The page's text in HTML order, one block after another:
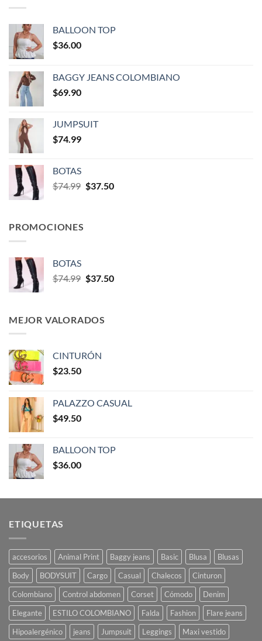
BALLOON TOP
$36.00
BAGGY JEANS COLOMBIANO
$69.90
JUMPSUIT
$74.99
BOTAS
$74.99 $37.50
PROMOCIONES
BOTAS
$74.99 $37.50
MEJOR VALORADOS
CINTURÓN
$23.50
PALAZZO CASUAL
$49.50
BALLOON TOP
$36.00
ETIQUETAS
accesorios Animal Print Baggy jeans Basic Blusa
Blusas
Body
BODYSUIT Cargo Casual Chalecos
Cinturon
Colombiano
Control abdomen Corset Cómodo
Denim
Elegante
ESTILO COLOMBIANO Falda Fashion
Flare jeans
Hipoalergénico
jeans Jumpsuit Leggings Maxi vestido